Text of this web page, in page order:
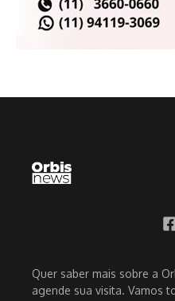
Quer saber mais sobre a
agende sua visita. Vamos